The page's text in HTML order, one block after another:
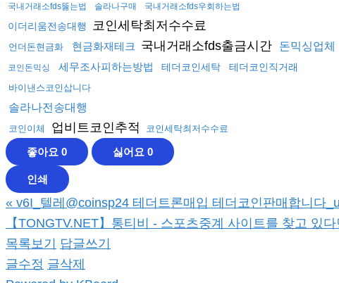
국내거래소fds뚫는법 솔라나구매 국내거래소fds우회하는법
이더리움전송대행 코인세탁최저수수료
언더돈현금화 현금화재테크 국내거래소fds출금시간 돈믹싱업체
코인돈믹싱 세무조사피하는방법 테더코인세탁 테더코인직거래
바이낸스코인삽니다
솔라나전송대행
코인이체 업비트코인추적 코인세탁최저수수료
좋아요 0 싫어요 0
인쇄
« v6I_텔레@coinsp24 테더트론매입 테더코인판매합니다
【TONGTV.NET】통티비 - 스포츠중계 사이트를 찾고 있
목록보기 답글쓰기
글수정 글삭제